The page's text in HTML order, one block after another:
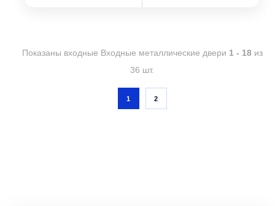
Показаны входные Входные металлические двери 1 - 18из
36 шт.
1 2